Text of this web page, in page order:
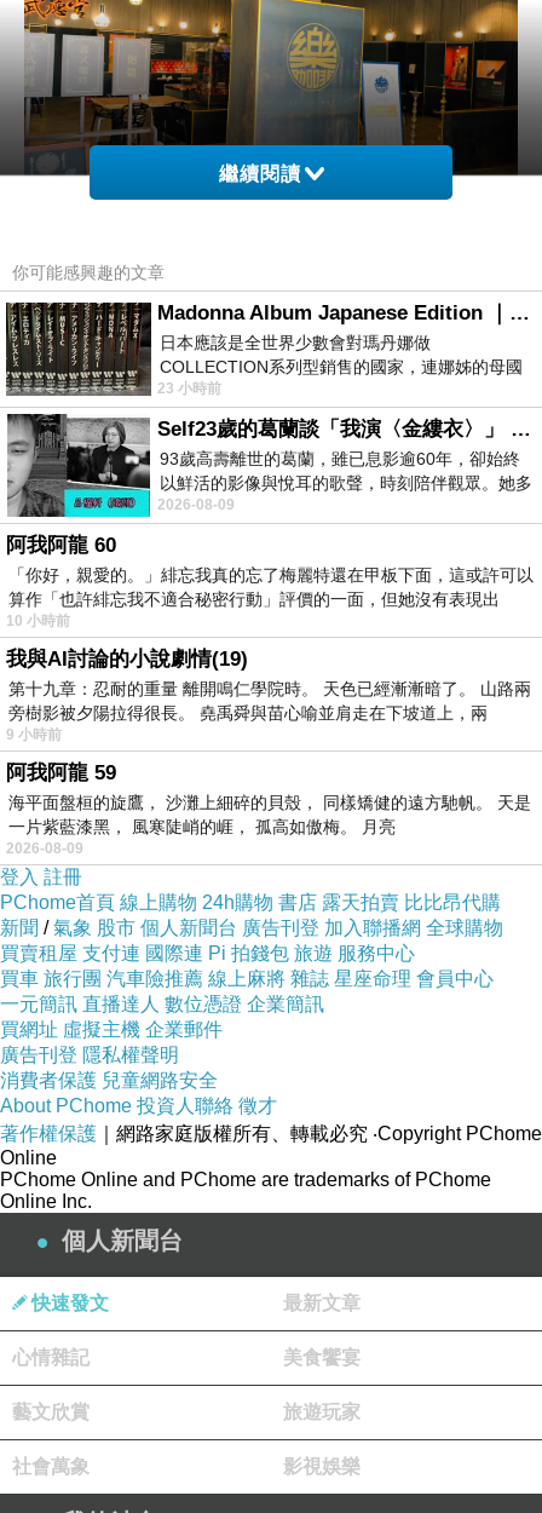
突然，發現通往結帳櫃檯的側面的牆上，有這麼
一個小小的"illy"招牌, 內行的人就知道, 這是義大
利三大國寶之一的illy咖啡公司, 算是世界高品質
咖啡的翹楚, 更是espersso咖啡標準的制定者.
有這塊招牌加持, 不用再多說了, 趕快坐下來點咖
啡吧!
我們一行人其實也有點餓了, 因此決定點各種不
同的東西來吃.
不過因為時間偏早, 還沒開始賣午餐, 因此主餐這
時候都沒供應.
這也沒關係, 既然目標是illy咖啡，就隨便點一些
吧...不如, 所有開胃小點都來一份!
繼續閱讀
你可能感興趣的文章
Madonna Album Japanese Edition ｜瑪丹娜專輯們2026年日本版重發系列
日本應該是全世界少數會對瑪丹娜做
COLLECTION系列型銷售的國家，連娜姊的母國
美國都沒對她這樣過，這全拜在他們到現在唱片
23 小時前
Self23歲的葛蘭談「我演〈金縷衣〉」 #戀上老電影 #粟子 #葛蘭
93歲高壽離世的葛蘭，雖已息影逾60年，卻始終
以鮮活的影像與悅耳的歌聲，時刻陪伴觀眾。她多
才多藝、陽光開朗的形象，不僅保留在電影
2026-08-09
阿我阿龍 60
「你好，親愛的。」緋忘我真的忘了梅麗特還在甲板下面，這或許可以
算作「也許緋忘我不適合秘密行動」評價的一面，但她沒有表現出
10 小時前
我與AI討論的小說劇情(19)
第十九章：忍耐的重量 離開鳴仁學院時。 天色已經漸漸暗了。 山路兩
旁樹影被夕陽拉得很長。 堯禹舜與苗心喻並肩走在下坡道上，兩
9 小時前
阿我阿龍 59
海平面盤桓的旋鷹， 沙灘上細碎的貝殼， 同樣矯健的遠方馳帆。 天是
一片紫藍漆黑， 風寒陡峭的崕， 孤高如傲梅。 月亮
2026-08-09
登入 註冊
PChome首頁 線上購物 24h購物 書店 露天拍賣 比比昂代購
新聞 /氣象 股市 個人新聞台 廣告刊登 加入聯播網 全球購物
買賣租屋 支付連 國際連 Pi 拍錢包 旅遊 服務中心
買車 旅行團 汽車險推薦 線上麻將 雜誌 星座命理 會員中心
一元簡訊 直播達人 數位憑證 企業簡訊
買網址 虛擬主機 企業郵件
廣告刊登 隱私權聲明
消費者保護 兒童網路安全
About PChome 投資人聯絡 徵才
著作權保護 ｜網路家庭版權所有、轉載必究 ‧Copyright PChome
Online
PChome Online and PChome are trademarks of PChome
Online Inc.
個人新聞台
快速發文 最新文章
心情雜記 美食饗宴
藝文欣賞 旅遊玩家
社會萬象 影視娛樂